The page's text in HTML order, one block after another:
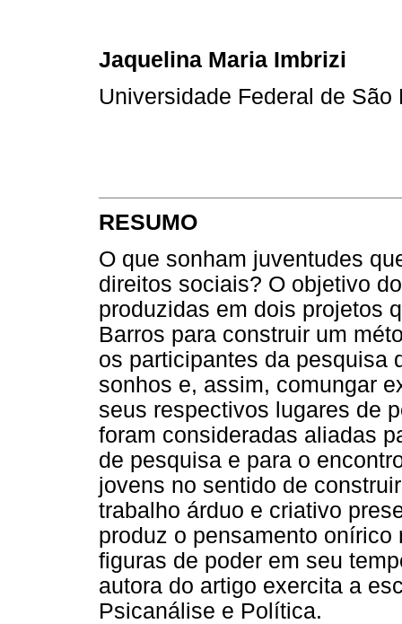
Jaquelina Maria Imbrizi
Universidade Federal de
RESUMO
O que sonham juventudes
direitos sociais? O objetivo
produzidas em dois projetos
Barros para construir um
os participantes da pesquisa
sonhos e, assim, comungar
seus respectivos lugares de
foram consideradas aliadas
de pesquisa e para o
jovens no sentido de
trabalho árduo e criativo
produz o pensamento
figuras de poder em seu
autora do artigo exercita a
Psicanálise e Política.